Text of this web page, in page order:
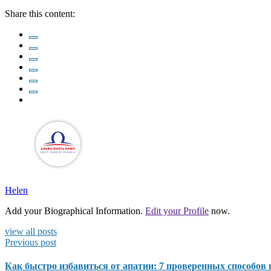
Share this content:
Helen
Add your Biographical Information. Edit your Profile now.
view all posts
Previous post
Как быстро избавиться от апатии: 7 проверенных способов